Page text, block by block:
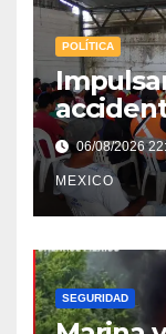
POLÍTICA
06/08/2026
MEXICO
SEGURIDAD